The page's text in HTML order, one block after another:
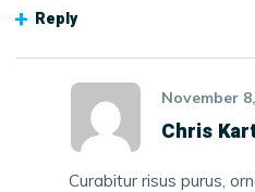
Reply
November
Chris
Curabitur risus purus,